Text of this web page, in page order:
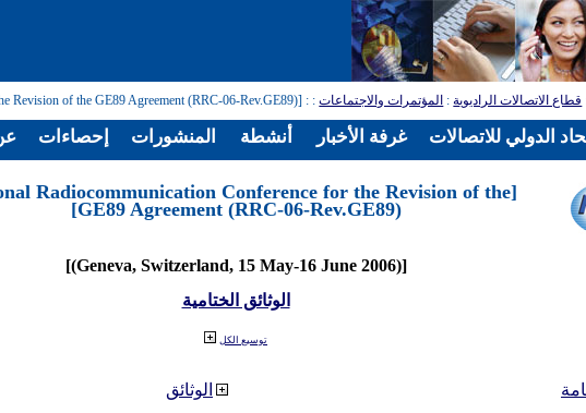
قطاع الاتصالات الراديوية: المؤتمرات والاجتماعات:
: [Regional Radiocommunication Conference for the Revision of the GE89 Agreement (RRC-06-Rev.GE89)]
Radiocommunication Conference for the Revision of the
GE89 Agreement (RRC-06-Rev.GE89)]
[(Geneva, Switzerland, 15 May-16 June 2006)]
الوثائق الختامية
توسيع الكل
الوثائق
إحصاءات المنشورات أنشطة غرفة الأخبار الدولي للاتصالات